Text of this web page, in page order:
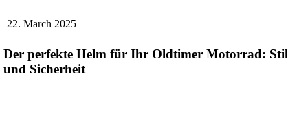
22. March 2025
Der perfekte Helm für Ihr Oldtimer Motorrad: Stil
und Sicherheit